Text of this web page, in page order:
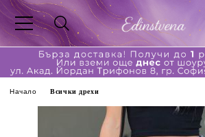
Начало Всички дрехи